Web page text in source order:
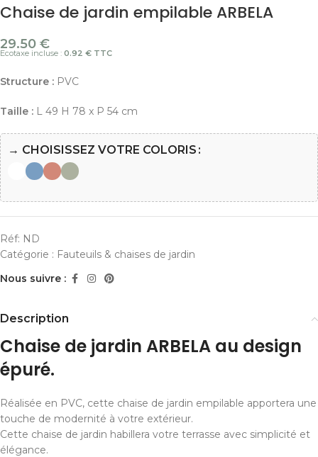
Chaise de jardin empilable ARBELA
29.50 €
Ecotaxe incluse : 0.92 € TTC
Structure : PVC
Taille : L 49 H 78 x P 54 cm
→ CHOISISSEZ VOTRE COLORIS
Réf: ND
Catégorie : Fauteuils & chaises de jardin
Nous suivre :
Description
Chaise de jardin ARBELA au design
épuré.
Réalisée en PVC, cette chaise de jardin empilable apportera une
touche de modernité à votre extérieur.
Cette chaise de jardin habillera votre terrasse avec simplicité et
élégance.